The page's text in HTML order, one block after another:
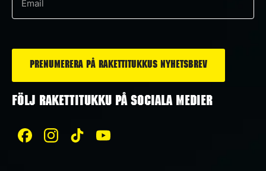
post
FÖLJ RAKETTITUKKU PÅ SOCIALA MEDIER